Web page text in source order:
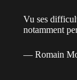
Vu ses
notamment
— Romain